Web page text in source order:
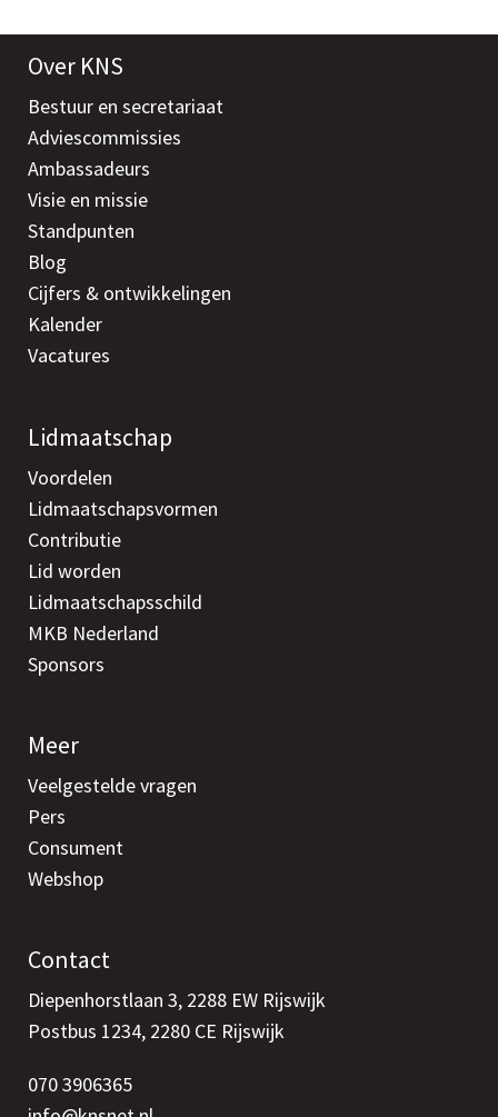
Over KNS
Bestuur en secretariaat
Adviescommissies
Ambassadeurs
Visie en missie
Standpunten
Blog
Cijfers & ontwikkelingen
Kalender
Vacatures
Lidmaatschap
Voordelen
Lidmaatschapsvormen
Contributie
Lid worden
Lidmaatschapsschild
MKB Nederland
Sponsors
Meer
Veelgestelde vragen
Pers
Consument
Webshop
Contact
Diepenhorstlaan 3, 2288 EW Rijswijk
Postbus 1234, 2280 CE Rijswijk
070 3906365